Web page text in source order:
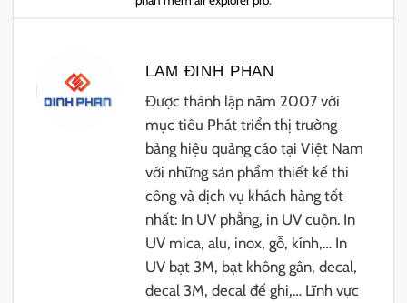
LAM ĐINH PHAN
Được thành lập năm 2007 với
mục tiêu Phát triển thị trường
bảng hiệu quảng cáo tại Việt Nam
với những sản phẩm thiết kế thi
công và dịch vụ khách hàng tốt
nhất: In UV phẳng, in UV cuộn. In
UV mica, alu, inox, gỗ, kính,… In
UV bạt 3M, bạt không gân, decal,
decal 3M, decal đế ghi,… Lĩnh vực